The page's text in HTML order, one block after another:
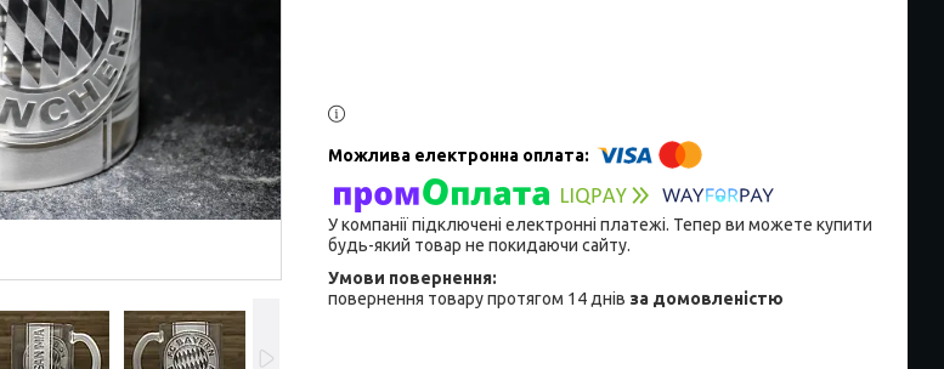
У компанії підключені електронні платежі. Тепер ви можете купити
будь-який товар не покидаючи сайту.
повернення товару протягом 14 днів за домовленістю